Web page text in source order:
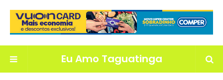
Eu Amo Taguatinga